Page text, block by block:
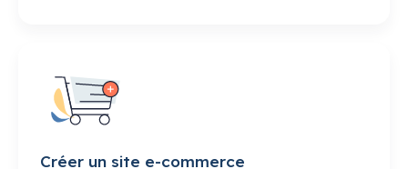
Créer un site e-commerce